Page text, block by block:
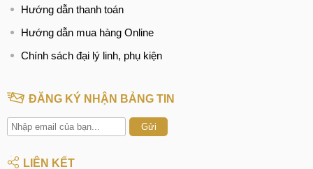
Hướng dẫn thanh toán
Hướng dẫn mua hàng Online
Chính sách đại lý linh, phụ kiện
ĐĂNG KÝ NHẬN BẢNG TIN
Gửi
LIÊN KẾT